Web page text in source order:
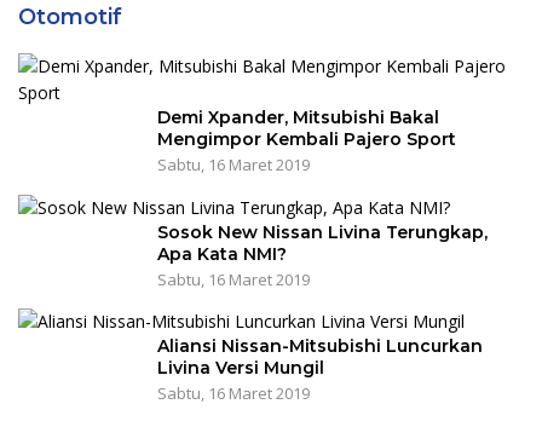
Otomotif
Demi Xpander, Mitsubishi Bakal
Mengimpor Kembali Pajero Sport
Sabtu, 16 Maret 2019
Sosok New Nissan Livina Terungkap,
Apa Kata NMI?
Sabtu, 16 Maret 2019
Aliansi Nissan-Mitsubishi Luncurkan
Livina Versi Mungil
Sabtu, 16 Maret 2019